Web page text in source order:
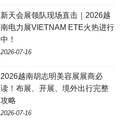
新天会展领队现场直击｜2026越
南电力展VIETNAM ETE火热进行
中！
2026-07-16
2026越南胡志明美容展展商必
读！布展、开展、境外出行完整
攻略
2026-07-16